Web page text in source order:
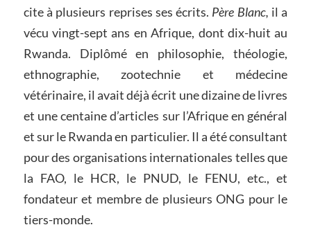
cite à plusieurs reprises ses écrits. Père Blanc, il a
vécu vingt-sept ans en Afrique, dont dix-huit au
Rwanda. Diplômé en philosophie, théologie,
ethnographie, zootechnie et médecine
vétérinaire, il avait déjà écrit une dizaine de livres
et une centaine d’articles sur l’Afrique en général
et sur le Rwanda en particulier. Il a été consultant
pour des organisations internationales telles que
la FAO, le HCR, le PNUD, le FENU, etc., et
fondateur et membre de plusieurs ONG pour le
tiers-monde.